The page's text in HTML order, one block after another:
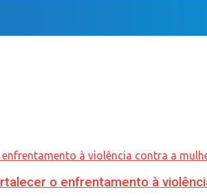
o enfrentamento à